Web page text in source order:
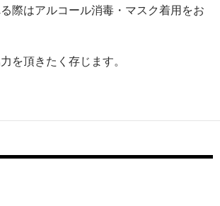
はアルコール消毒・マスク着用をお
を頂きたく存じます。